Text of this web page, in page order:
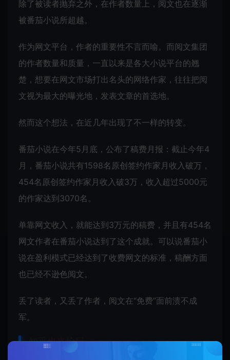
除了被读者抛弃之外，在作者数量上，阅文也在逐渐
被番茄小说所超越。
作为网文平台，作者的重要性不言而喻。而阅文集团
的作者数量和质量，一直以来是各大小说平台的翘
楚，想要在网文市场打出名头的网络作家，往往把阅
文视为最大的曝光地，发表文章的首选地。
然而这个想法，在近几年出现了不一样的转变。
番茄小说在今年5月底，公布了稿费月报：截止今年4
月，番茄小说共有1598名原创签约作家月收入破万，
454名原创签约作家月收入破3万，收入超过5000元
的作家达到3070名。
单靠网文收入，就能达到3万元的稿费，并且有454名
网文作者在番茄小说达到了这个成就。可以说番茄小
说在盈利模式已经达到了收费网文的标准，稿酬方面
也已经不逊色阅文。
丢了读者，又丢了作者，阅文在“免费”面前溃不成
军。
知乎也来抢局